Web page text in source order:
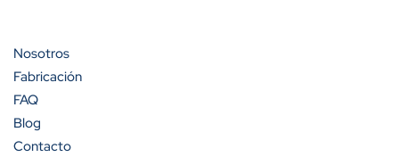
Nosotros
Fabricación
FAQ
Blog
Contacto